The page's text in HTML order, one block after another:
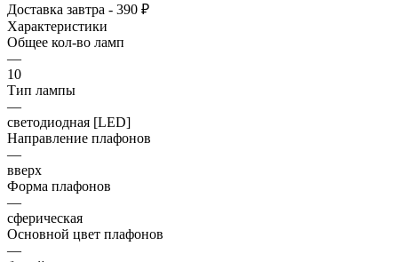
Доставка завтра - 390 ₽
Характеристики
Общее кол-во ламп
—
10
Тип лампы
—
светодиодная [LED]
Направление плафонов
—
вверх
Форма плафонов
—
сферическая
Основной цвет плафонов
—